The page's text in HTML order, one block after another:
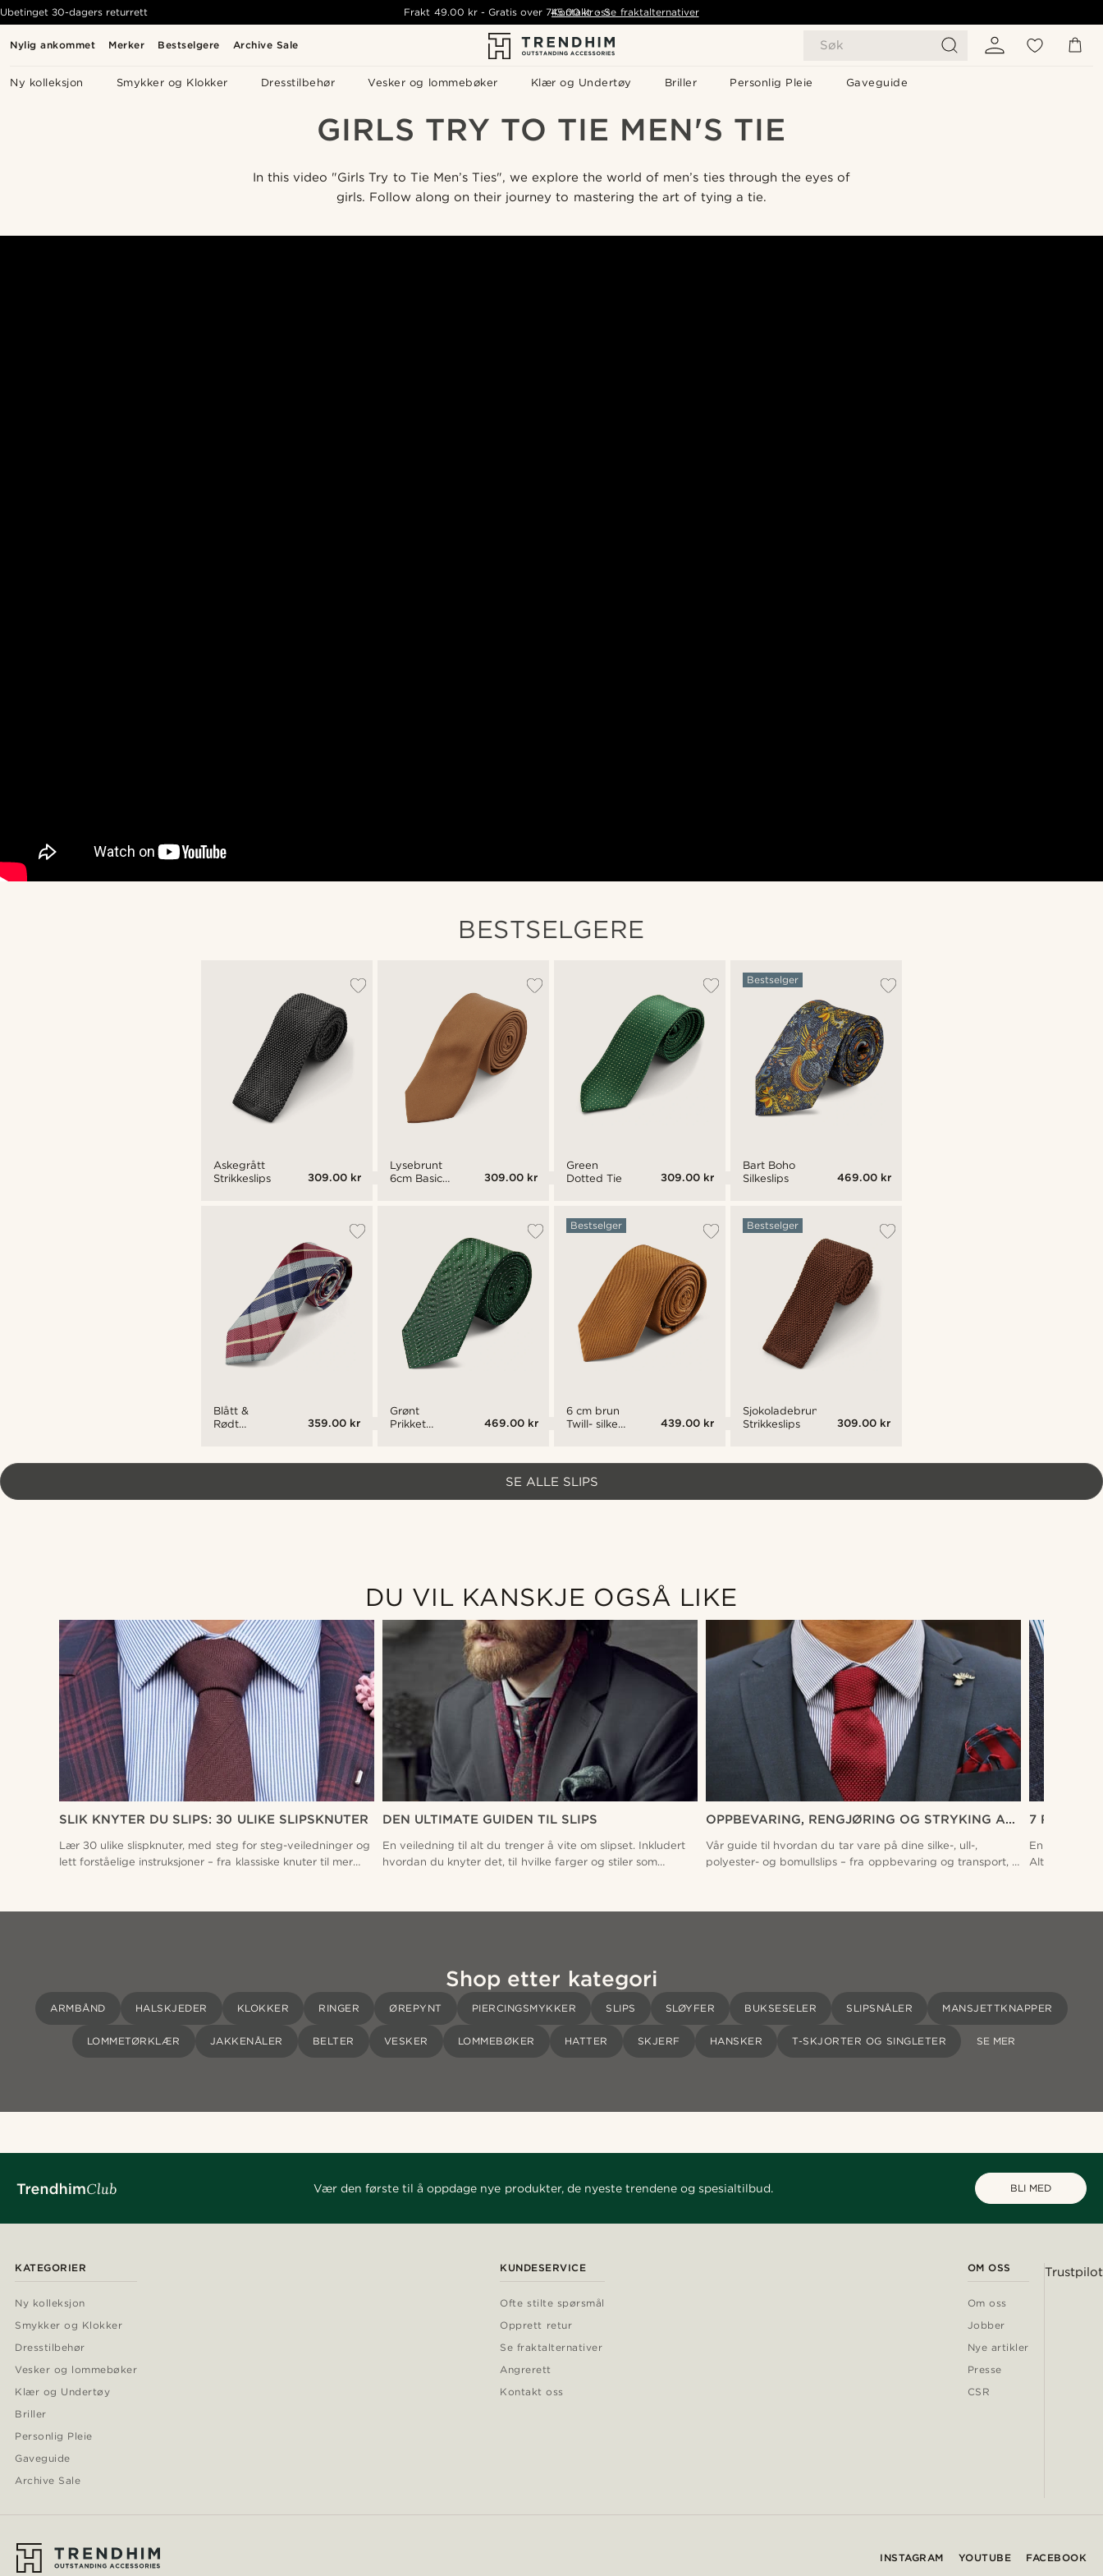
Nylig ankommet Merker Bestselgere Archive Sale Søk
Ny kolleksjon Smykker og Klokker Dresstilbehør Vesker og lommebøker Klær og Undertøy Briller Personlig Pleie Gaveguide
Ubetinget 30-dagers returrett Frakt 49.00 kr- Gratis over 745.00 kr - Se fraktalternativer
Kontakt oss
GIRLS TRY TO TIE MEN'S TIE
In this video "Girls Try to Tie Men’s Ties", we explore the world of men’s ties through the eyes of
girls. Follow along on their journey to mastering the art of tying a tie.
BESTSELGERE
Askegrått
Strikkeslips
309.00 kr
Blått &
Rødt
359.00 kr
Lysebrunt
6cm Basic
309.00 kr
Grønt
Prikket
469.00 kr
Green
Dotted Tie
309.00 kr
6 cm brun
Twill- silke
Bestselger
439.00 kr
Bart Boho
Silkeslips
Bestselger
469.00 kr
Sjokoladebrunt
Strikkeslips
Bestselger
309.00 kr
SE ALLE SLIPS
DU VIL KANSKJE OGSÅ LIKE
SLIK KNYTER DU SLIPS: 30 ULIKE SLIPSKNUTER
Lær 30 ulike slispknuter, med steg for steg-veiledninger og
lett forståelige instruksjoner – fra klassiske knuter til mer
DEN ULTIMATE GUIDEN TIL SLIPS
En veiledning til alt du trenger å vite om slipset. Inkludert
hvordan du knyter det, til hvilke farger og stiler som
OPPBEVARING, RENGJØRING OG STRYKING AV
SLIPS
Vår guide til hvordan du tar vare på dine silke-, ull-,
polyester- og bomullslips – fra oppbevaring og transport, til
7 REGLER
En enkel
Alt fra
Shop etter kategori
ARMBÅND HALSKJEDER KLOKKER RINGER ØREPYNT PIERCINGSMYKKER SLIPS SLØYFER BUKSESELER SLIPSNÅLER MANSJETTKNAPPER
LOMMETØRKLÆR JAKKENÅLER BELTER VESKER LOMMEBØKER HATTER SKJERF HANSKER T-SKJORTER OG SINGLETER SE MER
Vær den første til å oppdage nye produkter, de nyeste trendene og spesialtilbud. BLI MED
KATEGORIER
Ny kolleksjon
Smykker og Klokker
Dresstilbehør
Vesker og lommebøker
Klær og Undertøy
Briller
Personlig Pleie
Gaveguide
Archive Sale
KUNDESERVICE
Ofte stilte spørsmål
Opprett retur
Se fraktalternativer
Angrerett
Kontakt oss
OM OSS
Om oss
Jobber
Nye artikler
Presse
CSR
Trustpilot
INSTAGRAM YOUTUBE FACEBOOK